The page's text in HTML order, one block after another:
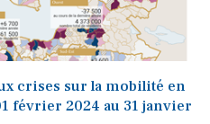
crises sur la mobilité en
février 2024 au 31 janvier